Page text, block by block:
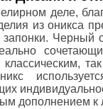
деле,
из оникса
Черный
дополнением к